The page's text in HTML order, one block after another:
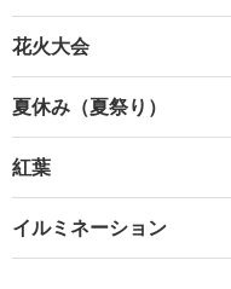
花火大会
夏休み（夏祭り）
紅葉
イルミネーション